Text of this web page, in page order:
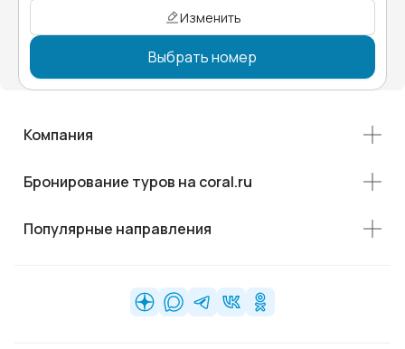
Изменить
Выбрать номер
Компания
Бронирование туров на coral.ru
Популярные направления